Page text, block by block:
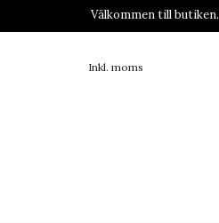
Välkommen till butiken.
Inkl. moms